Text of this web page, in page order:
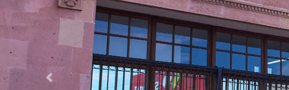
Previous